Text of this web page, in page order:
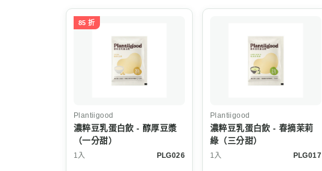
85 折
Plantiigood
濃粹豆乳蛋白飲 - 醇厚豆漿
（一分甜）
1入 PLG026
Plantiigood
濃粹豆乳蛋白飲 - 春摘茉莉
綠（三分甜）
1入 PLG017